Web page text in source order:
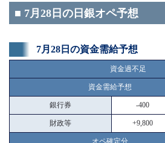
■ 7月28日の日銀オペ予想
7月28日の資金需給予想
資金過不足
資金需給予想
銀行券 -400
財政等 +9,800
オペ確定分